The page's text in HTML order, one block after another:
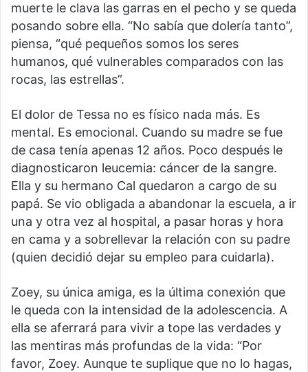
muerte le clava las garras en el pecho y se queda
posando sobre ella. “No sabía que dolería tanto”,
piensa, “qué pequeños somos los seres
humanos, qué vulnerables comparados con las
rocas, las estrellas”.
El dolor de Tessa no es físico nada más. Es
mental. Es emocional. Cuando su madre se fue
de casa tenía apenas 12 años. Poco después le
diagnosticaron leucemia: cáncer de la sangre.
Ella y su hermano Cal quedaron a cargo de su
papá. Se vio obligada a abandonar la escuela, a ir
una y otra vez al hospital, a pasar horas y hora
en cama y a sobrellevar la relación con su padre
(quien decidió dejar su empleo para cuidarla).
Zoey, su única amiga, es la última conexión que
le queda con la intensidad de la adolescencia. A
ella se aferrará para vivir a tope las verdades y
las mentiras más profundas de la vida: “Por
favor, Zoey. Aunque te suplique que no lo hagas,